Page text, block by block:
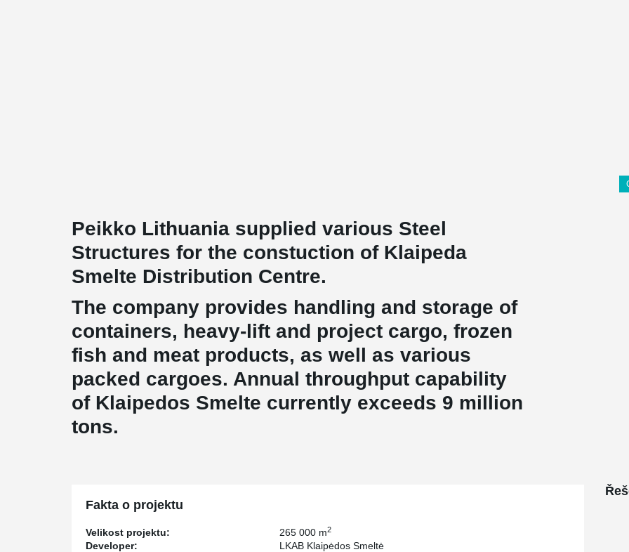
Peikko Lithuania supplied various Steel
Structures for the constuction of Klaipeda
Smelte Distribution Centre.
The company provides handling and storage of
containers, heavy-lift and project cargo, frozen
fish and meat products, as well as various
packed cargoes. Annual throughput capability
of Klaipedos Smelte currently exceeds 9 million
tons.
Fakta o projektu
Velikost projektu: 265 000 m2
Developer:
LKAB Klaipėdos Smeltė